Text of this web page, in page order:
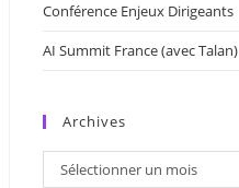
Conférence Enjeux Dirigeants
AI Summit France (avec Talan)
Archives
Archives
Sélectionner un mois